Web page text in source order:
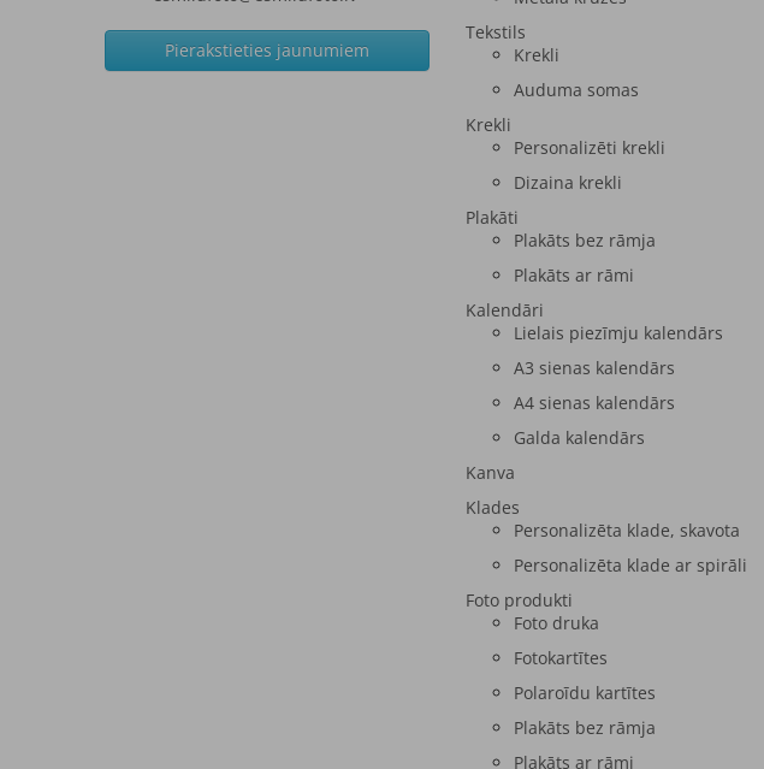
Pierakstieties jaunumiem
Tekstils
Krekli
Auduma somas
Krekli
Personalizēti krekli
Dizaina krekli
Plakāti
Plakāts bez rāmja
Plakāts ar rāmi
Kalendāri
Lielais piezīmju kalendārs
A3 sienas kalendārs
A4 sienas kalendārs
Galda kalendārs
Kanva
Klades
Personalizēta klade, skavota
Personalizēta klade ar spirāli
Foto produkti
Foto druka
Fotokartītes
Polaroīdu kartītes
Plakāts bez rāmja
Plakāts ar rāmi